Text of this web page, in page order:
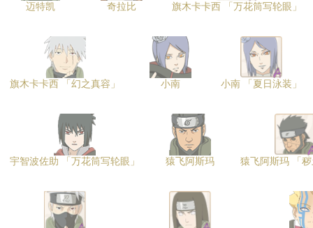
迈特凯 奇拉比 旗木卡卡西 「万花筒写轮眼」
旗木卡卡西 「幻之真容」 小南 小南 「夏日泳装」
宇智波佐助 「万花筒写轮眼」 猿飞阿斯玛 猿飞阿斯玛 「